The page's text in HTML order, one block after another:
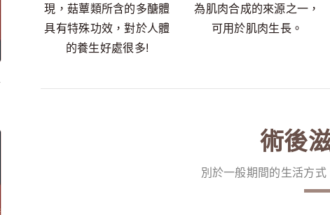
現，菇蕈類所含的多醣體
具有特殊功效，對於人體
的養生好處很多!
為肌肉合成的來源之一，
可用於肌肉生長。
術後
別於一般期間的生活方